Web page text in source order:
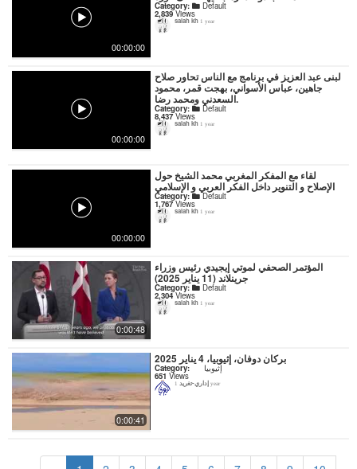
00:00:00
Category: Default
2,839Views
salah kh 1 year
00:00:00
لبنى عبد العزيز في برنامج مع الناس تحاور صلاح
جاهين، عباس الأسواني، بهجت قمر، محمود
السعدني ومحمد رضا.
Category: Default
8,437Views
salah kh 1 year
00:00:00
لقاء مع المفكر المغربي محمد الشيخ حول
الإصلاح و التنوير داخل الفكر العربي و الإسلامي
Category: Default
1,767Views
salah kh 1 year
0:00:48
المؤتمر الصحفي لموتي إيجيدي رئيس وزراء
جرينلاند (11 يناير 2025)
Category: Default
2,304Views
salah kh 1 year
0:00:41
بركان دوفان، إثيوبيا، 4 يناير 2025
Category: إثيوبيا
651 Views
إداري-تغريد 1 year